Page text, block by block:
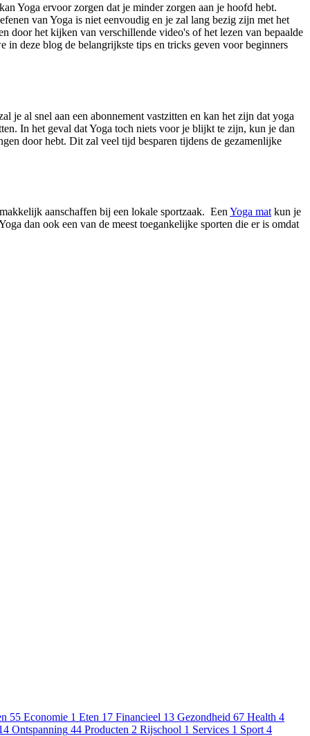
Yoga ervoor zorgen dat je minder zorgen aan je hoofd hebt.
van Yoga is niet eenvoudig en je zal lang bezig zijn met het
door het kijken van verschillende video's of het lezen van bepaalde
in deze blog de belangrijkste tips en tricks geven voor beginners
je al snel aan een abonnement vastzitten en kan het zijn dat yoga
In het geval dat Yoga toch niets voor je blijkt te zijn, kun je dan
door hebt. Dit zal veel tijd besparen tijdens de gezamenlijke
aanschaffen bij een lokale sportzaak. EenYoga matkun je
dan ook een van de meest toegankelijke sporten die er is omdat
55 Economie 1 Eten 17 Financieel 13 Gezondheid 67 Health 4
Ontspanning 44 Producten 2 Rijschool 1 Services 1 Sport 4